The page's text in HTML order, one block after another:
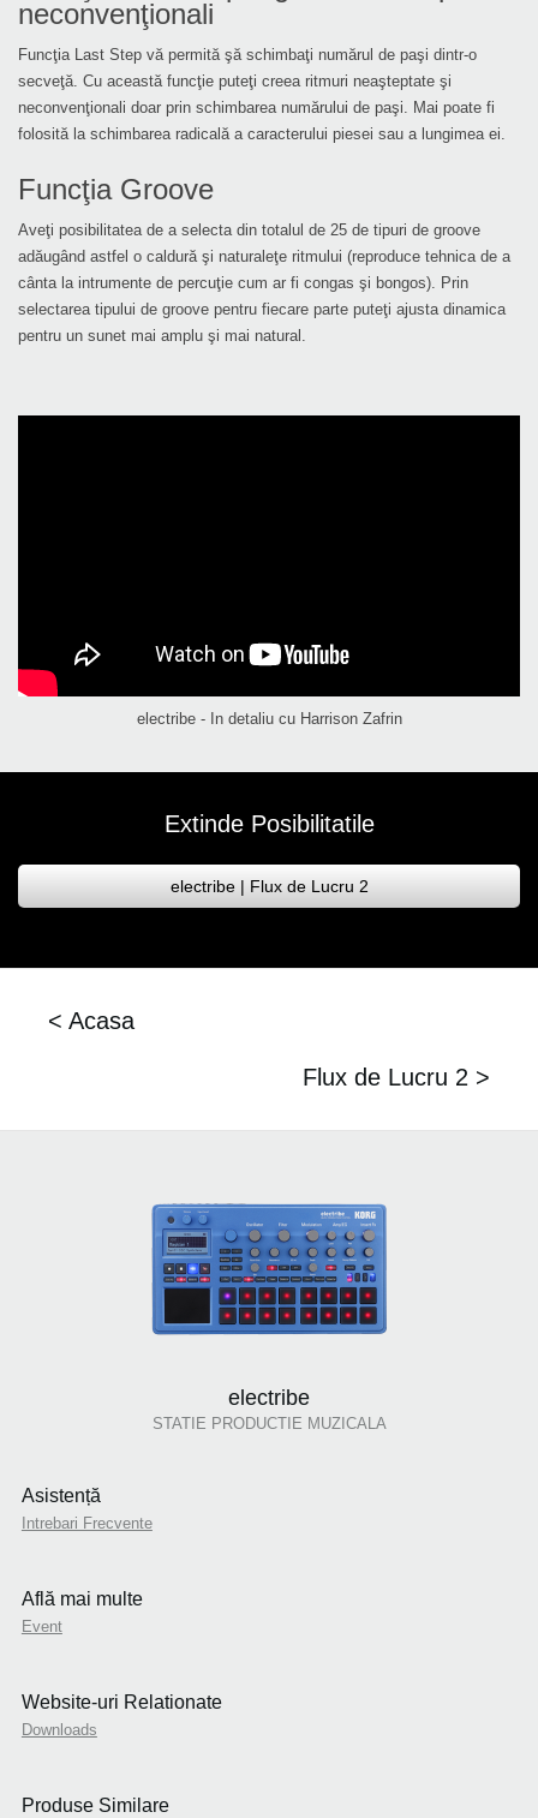
neconvenţionali
Funcţia Last Step vă permită şă schimbaţi numărul de paşi dintr-o
secveţă. Cu această funcţie puteţi creea ritmuri neaşteptate şi
neconvenţionali doar prin schimbarea numărului de paşi. Mai poate fi
folosită la schimbarea radicală a caracterului piesei sau a lungimea ei.
Funcţia Groove
Aveţi posibilitatea de a selecta din totalul de 25 de tipuri de groove
adăugând astfel o caldură şi naturaleţe ritmului (reproduce tehnica de a
cânta la intrumente de percuţie cum ar fi congas şi bongos). Prin
selectarea tipului de groove pentru fiecare parte puteţi ajusta dinamica
pentru un sunet mai amplu şi mai natural.
electribe - In detaliu cu Harrison Zafrin
Extinde Posibilitatile
electribe | Flux de Lucru 2
< Acasa
Flux de Lucru 2 >
electribe
STATIE PRODUCTIE MUZICALA
Asistență
Intrebari Frecvente
Află mai multe
Event
Website-uri Relationate
Downloads
Produse Similare